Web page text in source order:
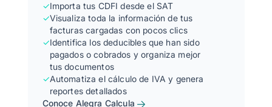
✓Importa tus CDFI desde el SAT
✓Visualiza toda la información de tus
facturas cargadas con pocos clics
✓Identifica los deducibles que han sido
pagados o cobrados y organiza mejor
tus documentos
✓Automatiza el cálculo de IVA y genera
reportes detallados
Conoce Alegra Calcula